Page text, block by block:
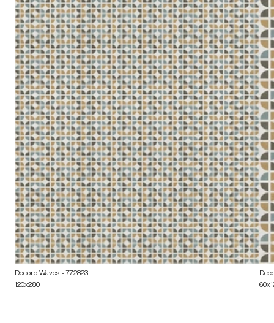
Decoro Waves - 772823
120x280